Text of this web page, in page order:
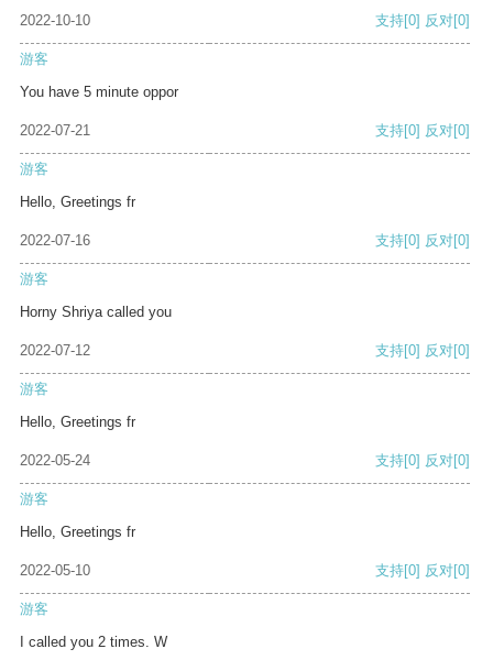
2022-10-10 支持[0] 反对[0]
游客
You have 5 minute oppor
2022-07-21 支持[0] 反对[0]
游客
Hello, Greetings fr
2022-07-16 支持[0] 反对[0]
游客
Horny Shriya called you
2022-07-12 支持[0] 反对[0]
游客
Hello, Greetings fr
2022-05-24 支持[0] 反对[0]
游客
Hello, Greetings fr
2022-05-10 支持[0] 反对[0]
游客
I called you 2 times. W